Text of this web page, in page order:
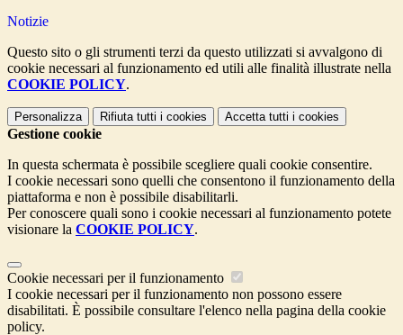
Notizie
Questo sito o gli strumenti terzi da questo utilizzati si avvalgono di
cookie necessari al funzionamento ed utili alle finalità illustrate nella
COOKIE POLICY.
Personalizza Rifiuta tutti i cookies Accetta tutti i cookies
Gestione cookie
In questa schermata è possibile scegliere quali cookie consentire.
I cookie necessari sono quelli che consentono il funzionamento della
piattaforma e non è possibile disabilitarli.
Per conoscere quali sono i cookie necessari al funzionamento potete
visionare la COOKIE POLICY.
Cookie necessari per il funzionamento
I cookie necessari per il funzionamento non possono essere
disabilitati. È possibile consultare l'elenco nella pagina della cookie
policy.